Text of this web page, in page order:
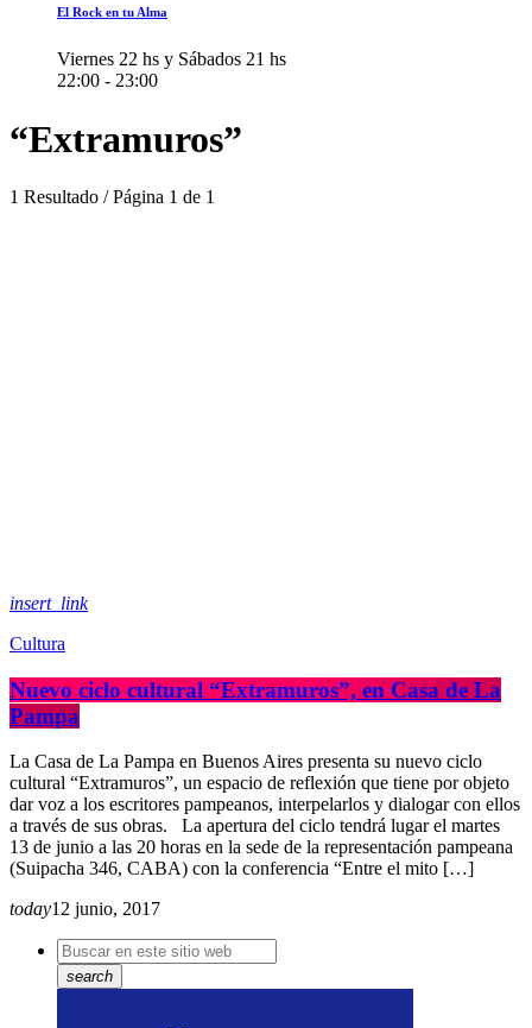
El Rock en tu Alma
Viernes 22 hs y Sábados 21 hs
22:00 - 23:00
“Extramuros”
1 Resultado / Página 1 de 1
insert_link
Cultura
Nuevo ciclo cultural “Extramuros”, en Casa de La
Pampa
La Casa de La Pampa en Buenos Aires presenta su nuevo ciclo
cultural “Extramuros”, un espacio de reflexión que tiene por objeto
dar voz a los escritores pampeanos, interpelarlos y dialogar con ellos
a través de sus obras. La apertura del ciclo tendrá lugar el martes
13 de junio a las 20 horas en la sede de la representación pampeana
(Suipacha 346, CABA) con la conferencia “Entre el mito […]
today12 junio, 2017
search